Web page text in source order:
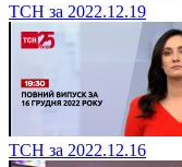
ТСН за 2022.12.19
ТСН за 2022.12.16